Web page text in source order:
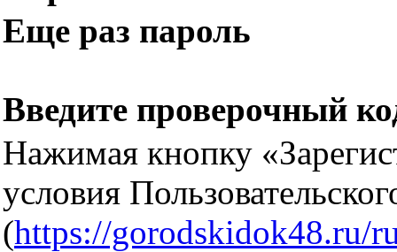
Еще раз пароль
Введите проверочный
Нажимая кнопку
условия
(https://gorodskidok48.ru/